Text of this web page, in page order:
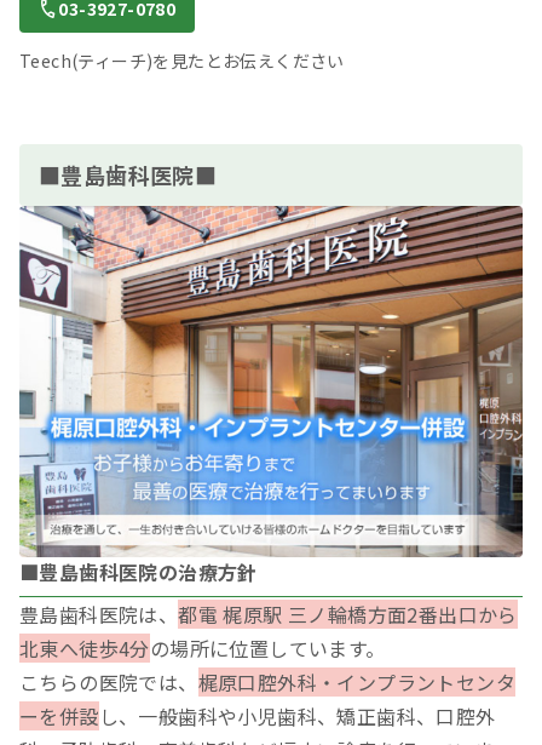
03-3927-0780
Teech(ティーチ)を見たとお伝えください
■豊島歯科医院■
■豊島歯科医院の治療方針
豊島歯科医院は、都電 梶原駅 三ノ輪橋方面2番出口から
北東へ徒歩4分の場所に位置しています。
こちらの医院では、 梶原口腔外科・インプラントセンタ
ーを併設 し、一般歯科や小児歯科、矯正歯科、口腔外